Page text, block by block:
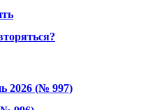
2026 (№ 997)